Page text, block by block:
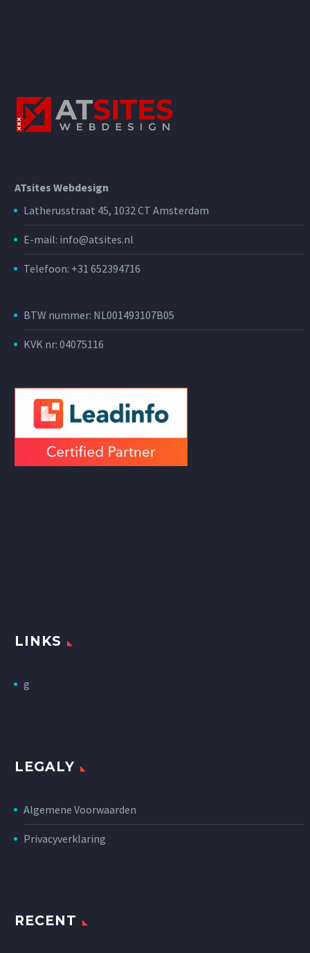
ATsites Webdesign
Latherusstraat 45, 1032 CT Amsterdam
E-mail: info@atsites.nl
Telefoon: +31 652394716
BTW nummer: NL001493107B05
KVK nr: 04075116
LINKS
g
LEGALY
Algemene Voorwaarden
Privacyverklaring
RECENT